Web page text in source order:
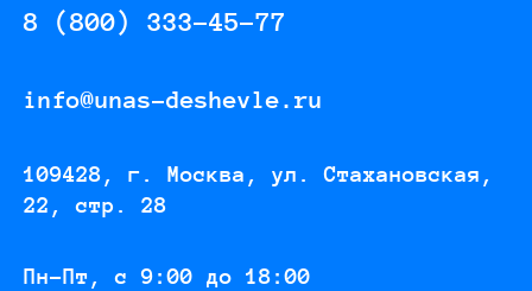
8 (800) 333-45-77
info@unas-deshevle.ru
109428, г. Москва, ул. Стахановская,
22, стр. 28
Пн-Пт, с 9:00 до 18:00